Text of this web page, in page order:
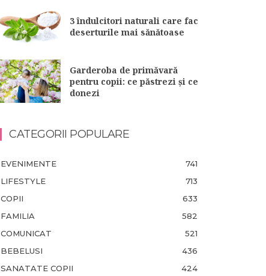
3 îndulcitori naturali care fac
deserturile mai sănătoase
Garderoba de primăvară
pentru copii: ce păstrezi și ce
donezi
CATEGORII POPULARE
EVENIMENTE
741
LIFESTYLE
713
COPII
633
FAMILIA
582
COMUNICAT
521
BEBELUSI
436
SANATATE COPII
424